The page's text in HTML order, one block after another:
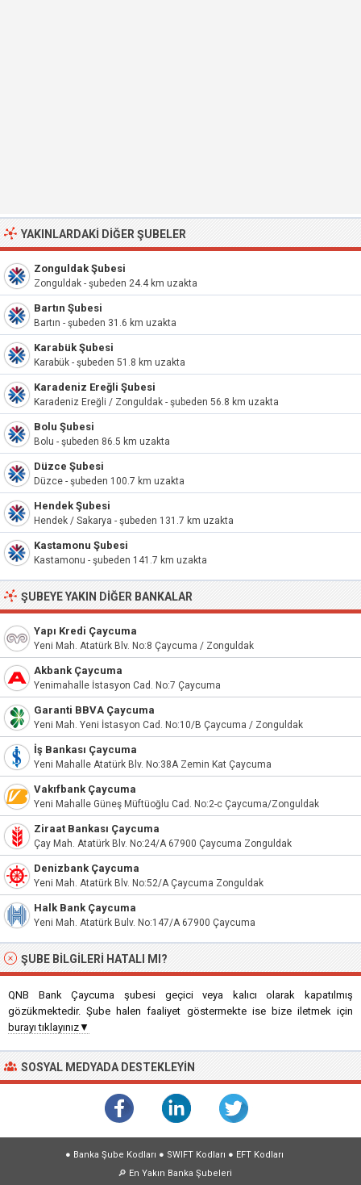
YAKINLARDAKI DIĞER ŞUBELER
Zonguldak Şubesi
Zonguldak - şubeden 24.4 km uzakta
Bartın Şubesi
Bartın - şubeden 31.6 km uzakta
Karabük Şubesi
Karabük - şubeden 51.8 km uzakta
Karadeniz Ereğli Şubesi
Karadeniz Ereğli / Zonguldak - şubeden 56.8 km uzakta
Bolu Şubesi
Bolu - şubeden 86.5 km uzakta
Düzce Şubesi
Düzce - şubeden 100.7 km uzakta
Hendek Şubesi
Hendek / Sakarya - şubeden 131.7 km uzakta
Kastamonu Şubesi
Kastamonu - şubeden 141.7 km uzakta
ŞUBEYE YAKIN DIĞER BANKALAR
Yapı Kredi Çaycuma
Yeni Mah. Atatürk Blv. No:8 Çaycuma / Zonguldak
Akbank Çaycuma
Yenimahalle İstasyon Cad. No:7 Çaycuma
Garanti BBVA Çaycuma
Yeni Mah. Yeni İstasyon Cad. No:10/B Çaycuma / Zonguldak
İş Bankası Çaycuma
Yeni Mahalle Atatürk Blv. No:38A Zemin Kat Çaycuma
Vakıfbank Çaycuma
Yeni Mahalle Güneş Müftüoğlu Cad. No:2-c Çaycuma/Zonguldak
Ziraat Bankası Çaycuma
Çay Mah. Atatürk Blv. No:24/A 67900 Çaycuma Zonguldak
Denizbank Çaycuma
Yeni Mah. Atatürk Blv. No:52/A Çaycuma Zonguldak
Halk Bank Çaycuma
Yeni Mah. Atatürk Bulv. No:147/A 67900 Çaycuma
ŞUBE BILGILERI HATALI MI?
QNB Bank Çaycuma şubesi geçici veya kalıcı olarak kapatılmış
gözükmektedir. Şube halen faaliyet göstermekte ise bize iletmek için
burayı tıklayınız▼
SOSYAL MEDYADA DESTEKLEYIN
● Banka Şube Kodları ● SWIFT Kodları ● EFT Kodları
🔎 En Yakın Banka Şubeleri